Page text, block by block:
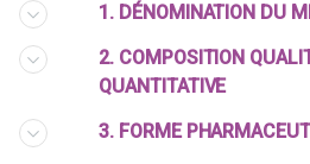
1. DÉNOMINATION DU
2. COMPOSITION
QUANTITATIVE
3. FORME